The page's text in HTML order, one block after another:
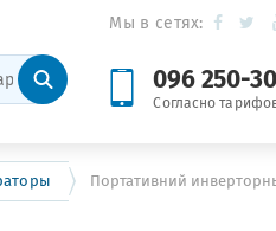
Мы в сетях:
096 250-
Согласно
Портативний